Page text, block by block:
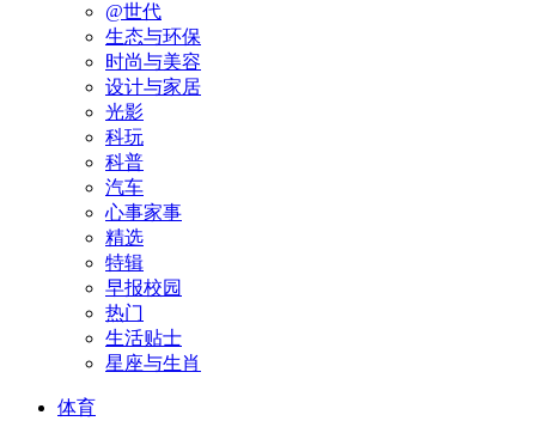
@世代
生态与环保
时尚与美容
设计与家居
光影
科玩
科普
汽车
心事家事
精选
特辑
早报校园
热门
生活贴士
星座与生肖
体育